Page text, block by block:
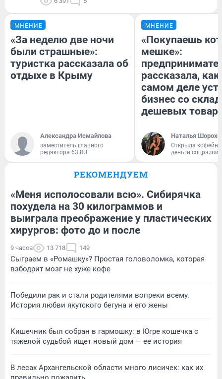
МНЕНИЕ
«За неделю две ночи
были страшные»:
туристка рассказала об
отдыхе в Крыму
Александра Исмайлова
заместитель главного
редактора 63.RU
МНЕНИЕ
«Покупаешь
мешке»:
рассказала, как
самом деле
бизнес со
дешевых
Наталья
Открыла
деньги
РЕКОМЕНДУЕМ
«Меня исполосовали всю». Сибирячка
похудела на 30 килограммов и
выиграла преображение у пластических
хирургов: фото до и после
9 часов 13 718 149
Сыграем в «Ромашку»? Простая головоломка, которая
взбодрит мозг не хуже кофе
Победили рак и стали родителями вопреки всему.
История любви якутского бегуна и его жены
Кишечник был собран в гармошку: в Югре кошечка с
тяжелой судьбой ищет новый дом — ее история
В лесах Архангельской области много лисичек: как их